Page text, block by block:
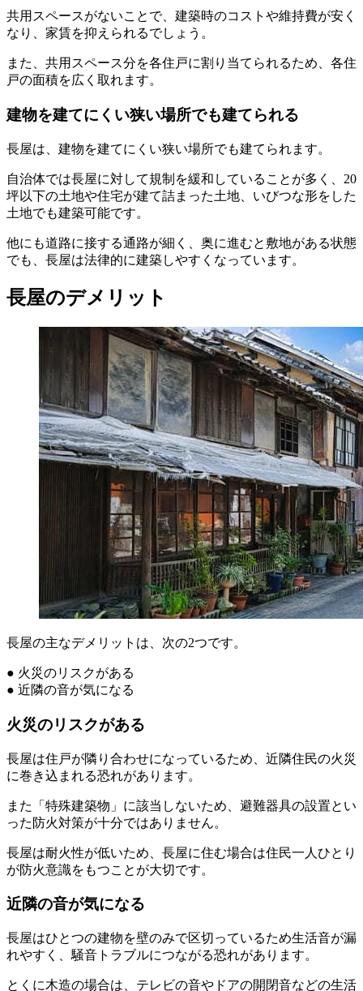
共用スペースがないことで、建築時のコストや維持費が安く
なり、家賃を抑えられるでしょう。
また、共用スペース分を各住戸に割り当てられるため、各住
戸の面積を広く取れます。
建物を建てにくい狭い場所でも建てられる
長屋は、建物を建てにくい狭い場所でも建てられます。
自治体では長屋に対して規制を緩和していることが多く、20
坪以下の土地や住宅が建て詰まった土地、いびつな形をした
土地でも建築可能です。
他にも道路に接する通路が細く、奥に進むと敷地がある状態
でも、長屋は法律的に建築しやすくなっています。
長屋のデメリット
長屋の主なデメリットは、次の2つです。
● 火災のリスクがある
● 近隣の音が気になる
火災のリスクがある
長屋は住戸が隣り合わせになっているため、近隣住民の火災
に巻き込まれる恐れがあります。
また「特殊建築物」に該当しないため、避難器具の設置とい
った防火対策が十分ではありません。
長屋は耐火性が低いため、長屋に住む場合は住民一人ひとり
が防火意識をもつことが大切です。
近隣の音が気になる
長屋はひとつの建物を壁のみで区切っているため生活音が漏
れやすく、騒音トラブルにつながる恐れがあります。
とくに木造の場合は、テレビの音やドアの開閉音などの生活